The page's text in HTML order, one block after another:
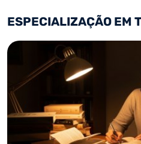
ESPECIALIZAÇÃO EM